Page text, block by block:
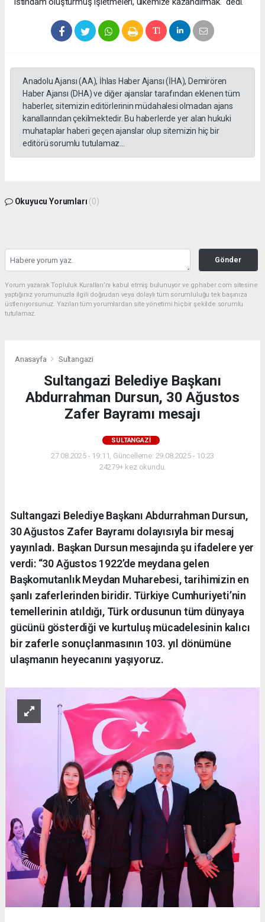
Anadolu Ajansı (AA), İhlas Haber Ajansı (İHA), Demirören
Haber Ajansı (DHA) ve diğer ajanslar tarafından eklenen tüm
haberler, sitemizin editörlerinin müdahalesi olmadan ajans
kanallarından çekilmektedir. Bu haberlerde yer alan hukuki
muhataplar haberi geçen ajanslar olup sitemizin hiç bir
editörü sorumlu tutulamaz...
Okuyucu Yorumları (0)
Gönder
Yorum yazarak Topluluk Kuralları’nı kabul etmiş bulunuyor ve gphaber.com sitesine
yaptığınız yorumunuzla ilgili doğrudan veya dolaylı tüm sorumluluğu tek başınıza
üstleniyorsunuz. Yazılan tüm yorumlardan site yönetimi hiçbir şekilde sorumlu
tutulamaz.
Anasayfa Sultangazi
Sultangazi Belediye Başkanı
Abdurrahman Dursun, 30 Ağustos
Zafer Bayramı mesajı
SULTANGAZI
27.08.2025 - 19:11, Güncelleme: 29.08.2025 - 10:23
24279+ kez okundu.
Sultangazi Belediye Başkanı Abdurrahman Dursun,
30 Ağustos Zafer Bayramı dolayısıyla bir mesaj
yayınladı. Başkan Dursun mesajında şu ifadelere yer
verdi: “30 Ağustos 1922’de meydana gelen
Başkomutanlık Meydan Muharebesi, tarihimizin en
şanlı zaferlerinden biridir. Türkiye Cumhuriyeti’nin
temellerinin atıldığı, Türk ordusunun tüm dünyaya
gücünü gösterdiği ve kurtuluş mücadelesinin kalıcı
bir zaferle sonuçlanmasının 103. yıl dönümüne
ulaşmanın heyecanını yaşıyoruz.